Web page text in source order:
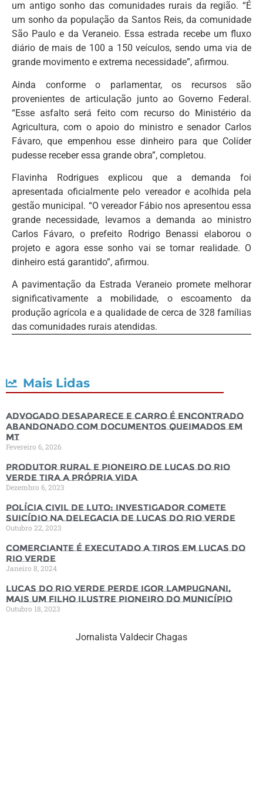
um antigo sonho das comunidades rurais da região. “É
um sonho da população da Santos Reis, da comunidade
São Paulo e da Veraneio. Essa estrada recebe um fluxo
diário de mais de 100 a 150 veículos, sendo uma via de
grande movimento e extrema necessidade”, afirmou.
Ainda conforme o parlamentar, os recursos são
provenientes de articulação junto ao Governo Federal.
“Esse asfalto será feito com recurso do Ministério da
Agricultura, com o apoio do ministro e senador Carlos
Fávaro, que empenhou esse dinheiro para que Colíder
pudesse receber essa grande obra”, completou.
Flavinha Rodrigues explicou que a demanda foi
apresentada oficialmente pelo vereador e acolhida pela
gestão municipal. “O vereador Fábio nos apresentou essa
grande necessidade, levamos a demanda ao ministro
Carlos Fávaro, o prefeito Rodrigo Benassi elaborou o
projeto e agora esse sonho vai se tornar realidade. O
dinheiro está garantido”, afirmou.
A pavimentação da Estrada Veraneio promete melhorar
significativamente a mobilidade, o escoamento da
produção agrícola e a qualidade de cerca de 328 famílias
das comunidades rurais atendidas.
Mais Lidas
Advogado desaparece e carro é encontrado
abandonado com documentos queimados em
MT
Fevereiro 6, 2026
Produtor rural e pioneiro de Lucas do Rio
Verde tira a própria vida
Dezembro 6, 2023
Polícia Civil de luto: Investigador comete
suicídio na Delegacia de Lucas do Rio Verde
Outubro 22, 2023
Comerciante é executado a tiros em Lucas do
Rio Verde
Janeiro 8, 2024
Lucas do Rio Verde perde Igor Lampugnani,
mais um filho ilustre pioneiro do município
Outubro 18, 2023
Jornalista Valdecir Chagas